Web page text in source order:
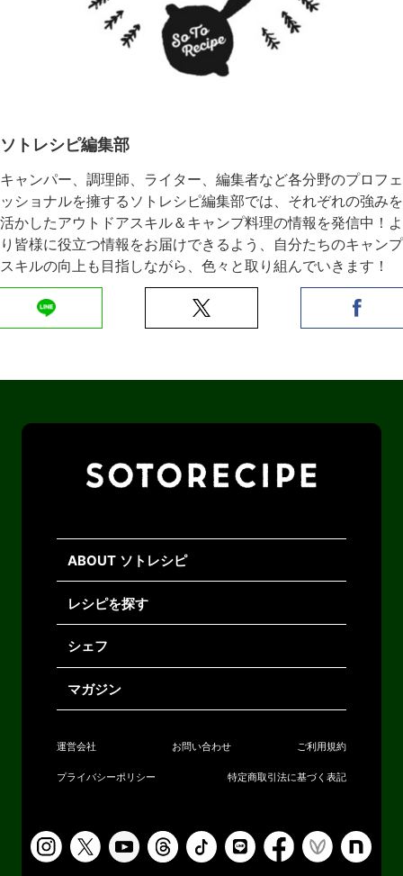
ソトレシピ編集部
キャンパー、調理師、ライター、編集者など各分野のプロフェ
ッショナルを擁するソトレシピ編集部では、それぞれの強みを
活かしたアウトドアスキル＆キャンプ料理の情報を発信中！よ
り皆様に役立つ情報をお届けできるよう、自分たちのキャンプ
スキルの向上も目指しながら、色々と取り組んでいきます！
ABOUT ソトレシピ
レシピを探す
シェフ
マガジン
運営会社 お問い合わせ ご利用規約
プライバシーポリシー 特定商取引法に基づく表記